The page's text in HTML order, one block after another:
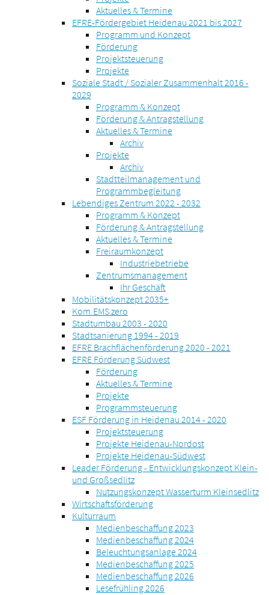
Aktuelles & Termine
EFRE-Fördergebiet Heidenau 2021 bis 2027
Programm und Konzept
Förderung
Projektsteuerung
Projekte
Soziale Stadt / Sozialer Zusammenhalt 2016 -
2029
Programm & Konzept
Förderung & Antragstellung
Aktuelles & Termine
Archiv
Projekte
Archiv
Stadtteilmanagement und
Programmbegleitung
Lebendiges Zentrum 2022 - 2032
Programm & Konzept
Förderung & Antragstellung
Aktuelles & Termine
Freiraumkonzept
Industriebetriebe
Zentrumsmanagement
Ihr Geschäft
Mobilitätskonzept 2035+
Kom.EMS zero
Stadtumbau 2003 - 2020
Stadtsanierung 1994 - 2019
EFRE Brachflächenförderung 2020 - 2021
EFRE Förderung Südwest
Förderung
Aktuelles & Termine
Projekte
Programmsteuerung
ESF Förderung in Heidenau 2014 - 2020
Projektsteuerung
Projekte Heidenau-Nordost
Projekte Heidenau-Südwest
Leader Förderung - Entwicklungskonzept Klein-
und Großsedlitz
Nutzungskonzept Wasserturm Kleinsedlitz
Wirtschaftsförderung
Kulturraum
Medienbeschaffung 2023
Medienbeschaffung 2024
Beleuchtungsanlage 2024
Medienbeschaffung 2025
Medienbeschaffung 2026
Lesefrühling 2026